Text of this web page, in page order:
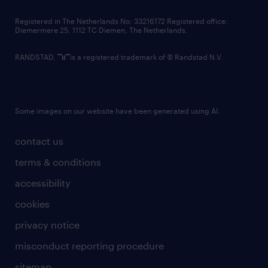
contact us
terms & conditions
accessibility
cookies
privacy notice
misconduct reporting procedure
Registered in The Netherlands No: 33216172 Registered office:
Diemermere 25, 1112 TC Diemen, The Netherlands.
RANDSTAD, is a registered trademark of © Randstad N.V.
Some images on our website have been generated using AI.